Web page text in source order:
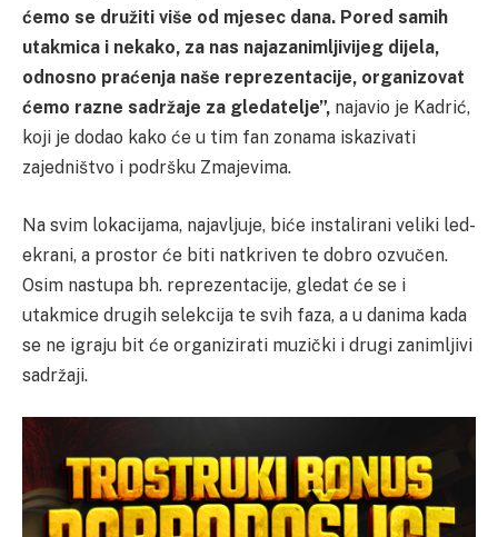
ćemo se družiti više od mjesec dana. Pored samih
utakmica i nekako, za nas najazanimljivijeg dijela,
odnosno praćenja naše reprezentacije, organizovat
ćemo razne sadržaje za gledatelje”, najavio je Kadrić,
koji je dodao kako će u tim fan zonama iskazivati
zajedništvo i podršku Zmajevima.
Na svim lokacijama, najavljuje, biće instalirani veliki led-
ekrani, a prostor će biti natkriven te dobro ozvučen.
Osim nastupa bh. reprezentacije, gledat će se i
utakmice drugih selekcija te svih faza, a u danima kada
se ne igraju bit će organizirati muzički i drugi zanimljivi
sadržaji.